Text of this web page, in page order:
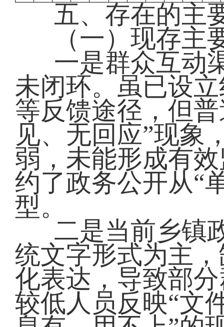
五、存在的主
（一）现存主
一是群众互动
未闭环‌。虽已设
等反馈途径，但
见、无回应”现象
弱，未能形成有
约了政务公开从“
型。
二是当前乡镇
统文字形式为主
化表达，导致部
较低人员反映“文